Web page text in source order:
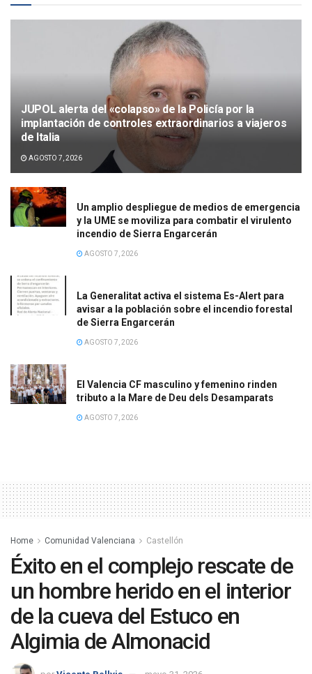
JUPOL alerta del «colapso» de la Policía por la
implantación de controles extraordinarios a viajeros
de Italia
AGOSTO 7, 2026
Un amplio despliegue de medios de emergencia
y la UME se moviliza para combatir el virulento
incendio de Sierra Engarcerán
AGOSTO 7, 2026
La Generalitat activa el sistema Es-Alert para
avisar a la población sobre el incendio forestal
de Sierra Engarcerán
AGOSTO 7, 2026
El Valencia CF masculino y femenino rinden
tributo a la Mare de Deu dels Desamparats
AGOSTO 7, 2026
Home Comunidad Valenciana Castellón
Éxito en el complejo rescate de
un hombre herido en el interior
de la cueva del Estuco en
Algimia de Almonacid